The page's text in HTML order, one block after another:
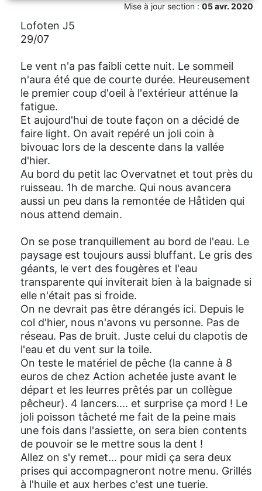
Mise à jour section :05 avr. 2020
Lofoten J5
29/07
Le vent n'a pas faibli cette nuit. Le sommeil
n'aura été que de courte durée. Heureusement
le premier coup d'oeil à l'extérieur atténue la
fatigue.
Et aujourd'hui de toute façon on a décidé de
faire light. On avait repéré un joli coin à
bivouac lors de la descente dans la vallée
d'hier.
Au bord du petit lac Overvatnet et tout près du
ruisseau. 1h de marche. Qui nous avancera
aussi un peu dans la remontée de Håtiden qui
nous attend demain.
On se pose tranquillement au bord de l'eau. Le
paysage est toujours aussi bluffant. Le gris des
géants, le vert des fougères et l'eau
transparente qui inviterait bien à la baignade si
elle n'était pas si froide.
On ne devrait pas être dérangés ici. Depuis le
col d'hier, nous n'avons vu personne. Pas de
réseau. Pas de bruit. Juste celui du clapotis de
l'eau et du vent sur la toile.
On teste le matériel de pêche (la canne à 8
euros de chez Action achetée juste avant le
départ et les leurres prêtés par un collègue
pêcheur). 4 lancers.... et surprise ça mord ! Le
joli poisson tâcheté me fait de la peine mais
une fois dans l'assiette, on sera bien contents
de pouvoir se le mettre sous la dent !
Allez on s'y remet... pour midi ça sera deux
prises qui accompagneront notre menu. Grillés
à l'huile et aux herbes c'est une tuerie.